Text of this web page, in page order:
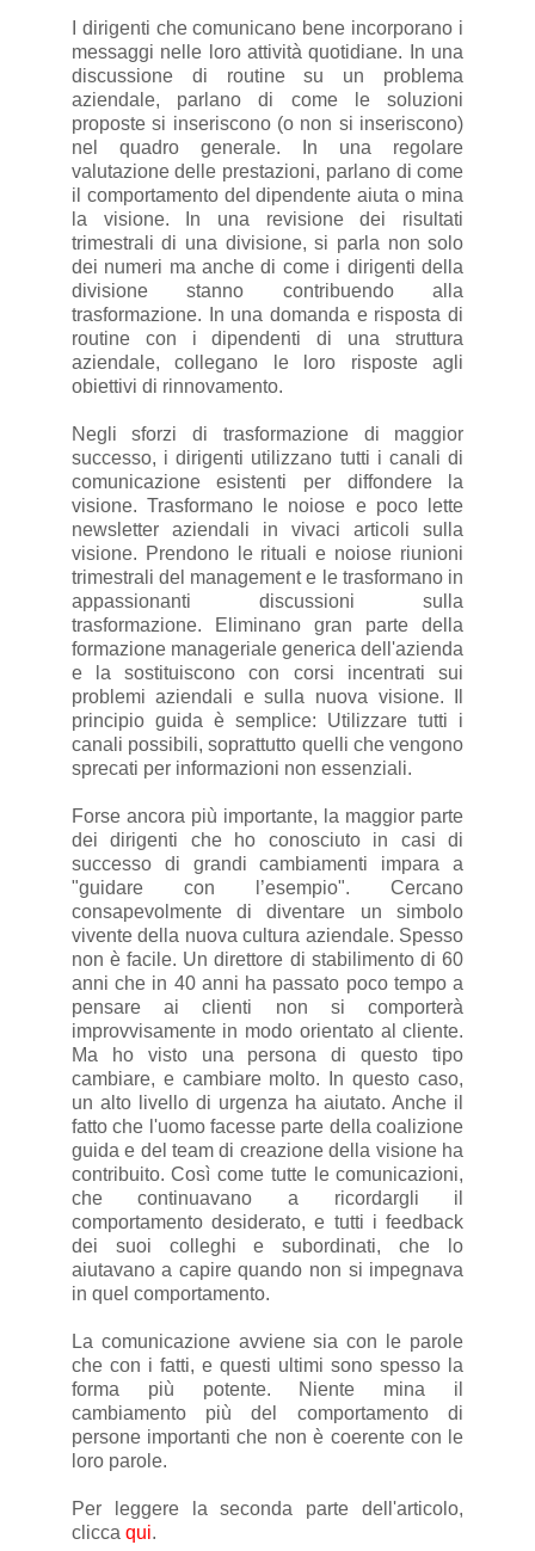
I dirigenti che comunicano bene incorporano i
messaggi nelle loro attività quotidiane. In una
discussione di routine su un problema
aziendale, parlano di come le soluzioni
proposte si inseriscono (o non si inseriscono)
nel quadro generale. In una regolare
valutazione delle prestazioni, parlano di come
il comportamento del dipendente aiuta o mina
la visione. In una revisione dei risultati
trimestrali di una divisione, si parla non solo
dei numeri ma anche di come i dirigenti della
divisione stanno contribuendo alla
trasformazione. In una domanda e risposta di
routine con i dipendenti di una struttura
aziendale, collegano le loro risposte agli
obiettivi di rinnovamento.
Negli sforzi di trasformazione di maggior
successo, i dirigenti utilizzano tutti i canali di
comunicazione esistenti per diffondere la
visione. Trasformano le noiose e poco lette
newsletter aziendali in vivaci articoli sulla
visione. Prendono le rituali e noiose riunioni
trimestrali del management e le trasformano in
appassionanti discussioni sulla
trasformazione. Eliminano gran parte della
formazione manageriale generica dell'azienda
e la sostituiscono con corsi incentrati sui
problemi aziendali e sulla nuova visione. Il
principio guida è semplice: Utilizzare tutti i
canali possibili, soprattutto quelli che vengono
sprecati per informazioni non essenziali.
Forse ancora più importante, la maggior parte
dei dirigenti che ho conosciuto in casi di
successo di grandi cambiamenti impara a
"guidare con l’esempio". Cercano
consapevolmente di diventare un simbolo
vivente della nuova cultura aziendale. Spesso
non è facile. Un direttore di stabilimento di 60
anni che in 40 anni ha passato poco tempo a
pensare ai clienti non si comporterà
improvvisamente in modo orientato al cliente.
Ma ho visto una persona di questo tipo
cambiare, e cambiare molto. In questo caso,
un alto livello di urgenza ha aiutato. Anche il
fatto che l'uomo facesse parte della coalizione
guida e del team di creazione della visione ha
contribuito. Così come tutte le comunicazioni,
che continuavano a ricordargli il
comportamento desiderato, e tutti i feedback
dei suoi colleghi e subordinati, che lo
aiutavano a capire quando non si impegnava
in quel comportamento.
La comunicazione avviene sia con le parole
che con i fatti, e questi ultimi sono spesso la
forma più potente. Niente mina il
cambiamento più del comportamento di
persone importanti che non è coerente con le
loro parole.
Per leggere la seconda parte dell'articolo,
clicca qui.